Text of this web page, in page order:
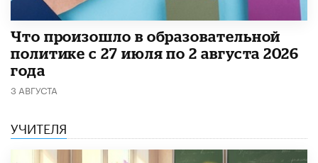
​Что произошло в образовательной
политике с 27 июля по 2 августа 2026
года
3 АВГУСТА
УЧИТЕЛЯ